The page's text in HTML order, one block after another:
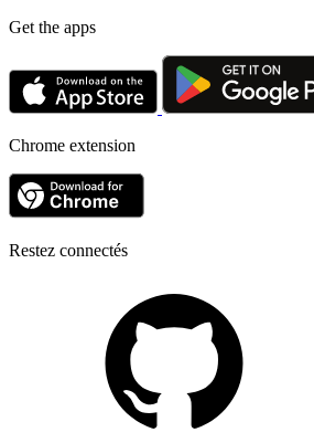
Get the apps
Chrome extension
Restez connectés